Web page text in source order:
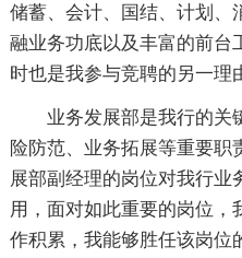
储蓄、会计、国结、计划、
融业务功底以及丰富的前台
时也是我参与竞聘的另一理
业务发展部是我行的关
险防范、业务拓展等重要职
展部副经理的岗位对我行业
用，面对如此重要的岗位，
作积累，我能够胜任该岗位